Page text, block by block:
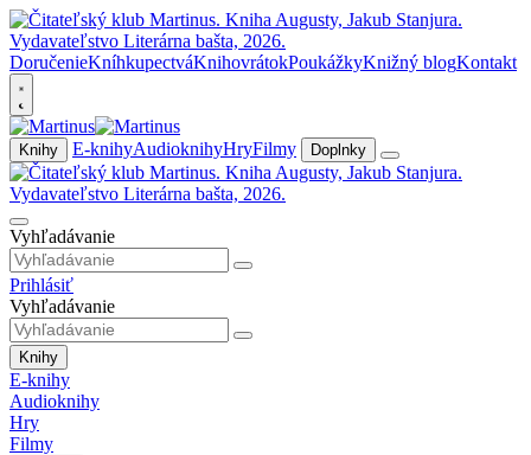
DoručenieKníhkupectváKnihovrátokPoukážkyKnižný blogKontakt
Knihy E-knihyAudioknihyHryFilmy Doplnky
Vyhľadávanie
Prihlásiť
Vyhľadávanie
Knihy
E-knihy
Audioknihy
Hry
Filmy